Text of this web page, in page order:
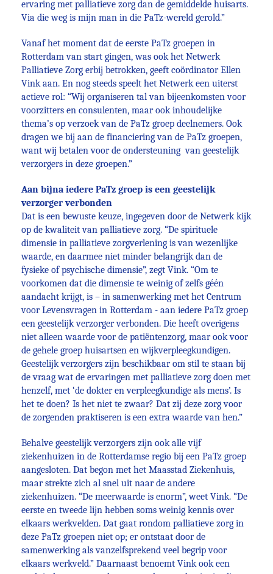
ervaring met palliatieve zorg dan de gemiddelde huisarts.
Via die weg is mijn man in die PaTz-wereld gerold.”
Vanaf het moment dat de eerste PaTz groepen in
Rotterdam van start gingen, was ook het Netwerk
Palliatieve Zorg erbij betrokken, geeft coördinator Ellen
Vink aan. En nog steeds speelt het Netwerk een uiterst
actieve rol: “Wij organiseren tal van bijeenkomsten voor
voorzitters en consulenten, maar ook inhoudelijke
thema’s op verzoek van de PaTz groep deelnemers. Ook
dragen we bij aan de financiering van de PaTz groepen,
want wij betalen voor de ondersteuning van geestelijk
verzorgers in deze groepen.”
Aan bijna iedere PaTz groep is een geestelijk
verzorger verbonden
Dat is een bewuste keuze, ingegeven door de Netwerk kijk
op de kwaliteit van palliatieve zorg. “De spirituele
dimensie in palliatieve zorgverlening is van wezenlijke
waarde, en daarmee niet minder belangrijk dan de
fysieke of psychische dimensie”, zegt Vink. “Om te
voorkomen dat die dimensie te weinig of zelfs géén
aandacht krijgt, is – in samenwerking met het Centrum
voor Levensvragen in Rotterdam - aan iedere PaTz groep
een geestelijk verzorger verbonden. Die heeft overigens
niet alleen waarde voor de patiëntenzorg, maar ook voor
de gehele groep huisartsen en wijkverpleegkundigen.
Geestelijk verzorgers zijn beschikbaar om stil te staan bij
de vraag wat de ervaringen met palliatieve zorg doen met
henzelf, met ‘de dokter en verpleegkundige als mens’. Is
het te doen? Is het niet te zwaar? Dat zij deze zorg voor
de zorgenden praktiseren is een extra waarde van hen.”
Behalve geestelijk verzorgers zijn ook alle vijf
ziekenhuizen in de Rotterdamse regio bij een PaTz groep
aangesloten. Dat begon met het Maasstad Ziekenhuis,
maar strekte zich al snel uit naar de andere
ziekenhuizen. “De meerwaarde is enorm”, weet Vink. “De
eerste en tweede lijn hebben soms weinig kennis over
elkaars werkvelden. Dat gaat rondom palliatieve zorg in
deze PaTz groepen niet op; er ontstaat door de
samenwerking als vanzelfsprekend veel begrip voor
elkaars werkveld.” Daarnaast benoemt Vink ook een